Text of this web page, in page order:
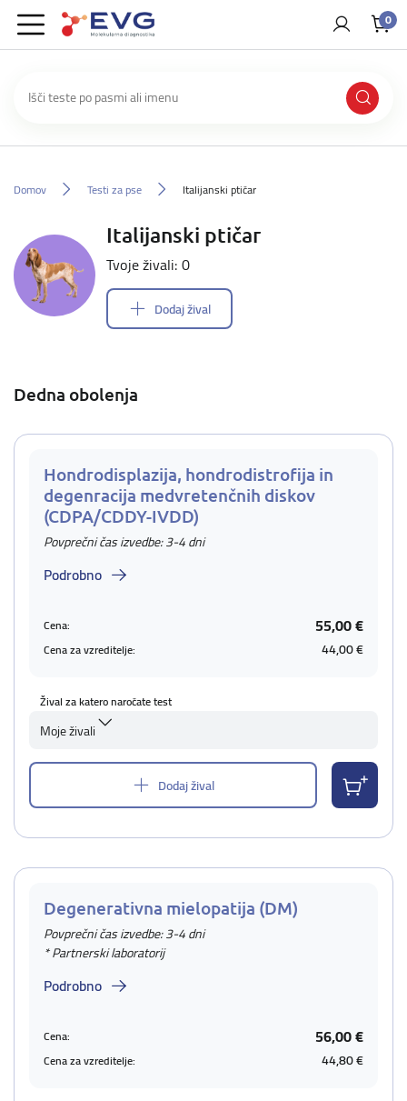
0
Domov Testi za pse Italijanski ptičar
Italijanski ptičar
Tvoje živali: 0
Dodaj žival
Dedna obolenja
Hondrodisplazija, hondrodistrofija in
degenracija medvretenčnih diskov
(CDPA/CDDY-IVDD)
Povprečni čas izvedbe: 3-4 dni
Podrobno
Cena: 55,00 €
Cena za vzreditelje: 44,00 €
Žival za katero naročate test
Moje živali
Dodaj žival
Degenerativna mielopatija (DM)
Povprečni čas izvedbe: 3-4 dni
* Partnerski laboratorij
Podrobno
Cena: 56,00 €
Cena za vzreditelje: 44,80 €